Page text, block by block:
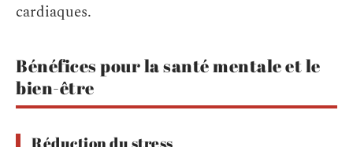
cardiaques.
Bénéfices pour la santé mentale et le
bien-être